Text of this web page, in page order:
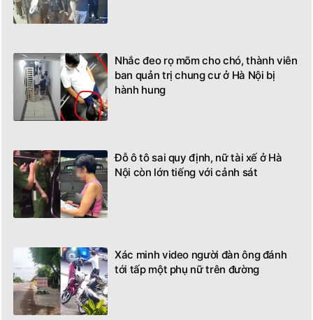
Nhắc đeo rọ mõm cho chó, thành viên
ban quản trị chung cư ở Hà Nội bị
hành hung
Đỗ ô tô sai quy định, nữ tài xế ở Hà
Nội còn lớn tiếng với cảnh sát
Xác minh video người đàn ông đánh
tới tấp một phụ nữ trên đường